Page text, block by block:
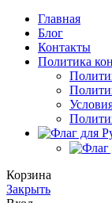
Главная
Блог
Контакты
Политика
Корзина
Закрыть